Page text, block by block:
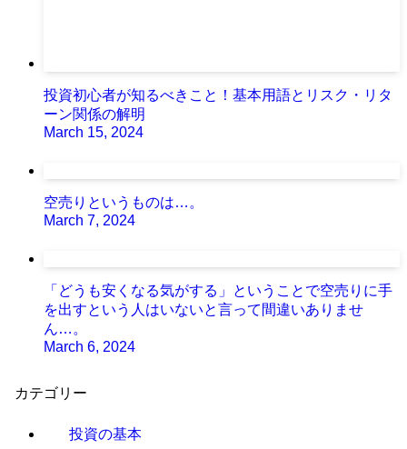
投資初心者が知るべきこと！基本用語とリスク・リタ
ーン関係の解明
March 15, 2024
空売りというものは…。
March 7, 2024
「どうも安くなる気がする」ということで空売りに手
を出すという人はいないと言って間違いありませ
ん…。
March 6, 2024
カテゴリー
投資の基本